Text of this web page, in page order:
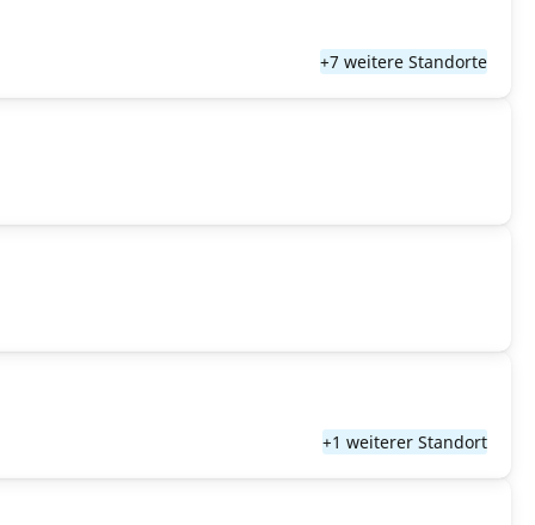
+7 weitere Standorte
+1 weiterer Standort